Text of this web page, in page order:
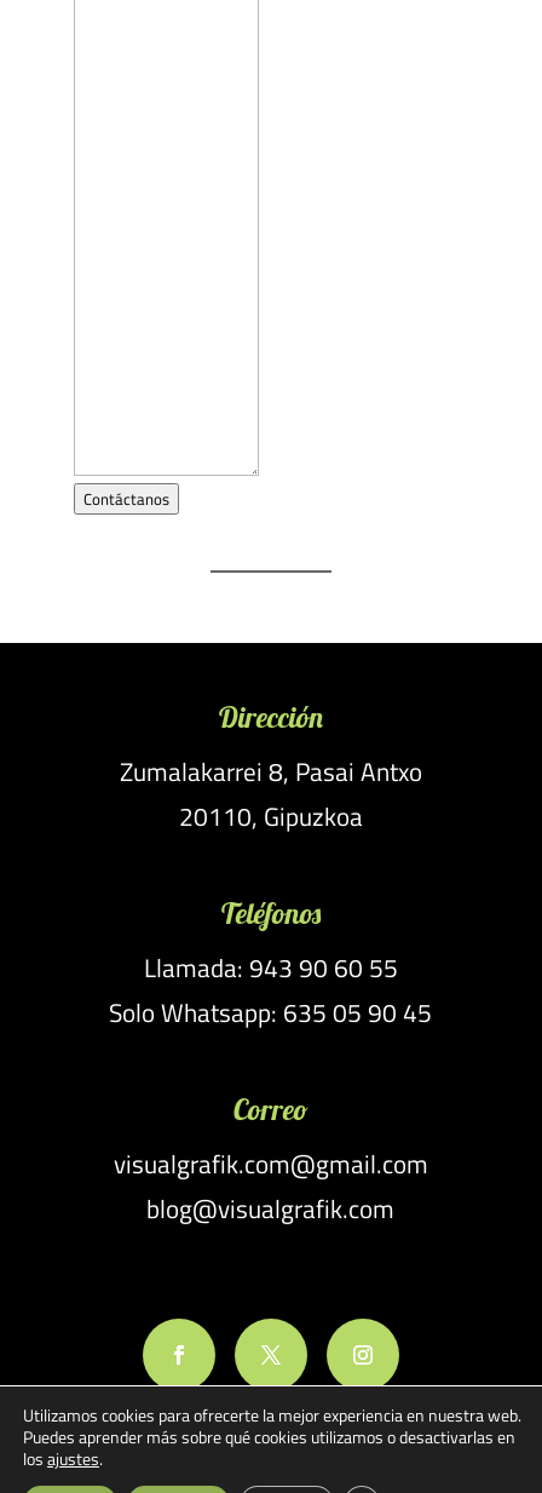
Contáctanos
Dirección
Zumalakarrei 8, Pasai Antxo
20110, Gipuzkoa
Teléfonos
Llamada: 943 90 60 55
Solo Whatsapp: 635 05 90 45
Correo
visualgrafik.com@gmail.com
blog@visualgrafik.com
Utilizamos cookies para ofrecerte la mejor experiencia en nuestra web.
Puedes aprender más sobre qué cookies utilizamos o desactivarlas en
losajustes.